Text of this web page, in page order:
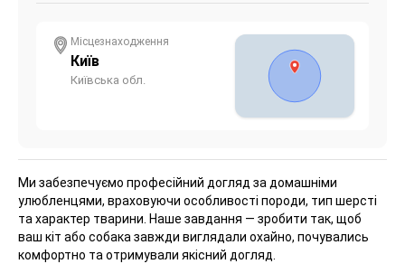
Місцезнаходження
Київ
Київська обл.
Ми забезпечуємо професійний догляд за домашніми
улюбленцями, враховуючи особливості породи, тип шерсті
та характер тварини. Наше завдання — зробити так, щоб
ваш кіт або собака завжди виглядали охайно, почувались
комфортно та отримували якісний догляд.